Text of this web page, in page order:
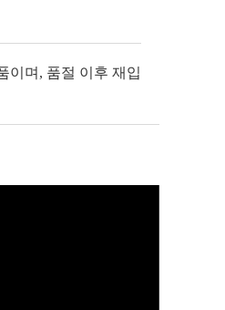
이며, 품절 이후 재입